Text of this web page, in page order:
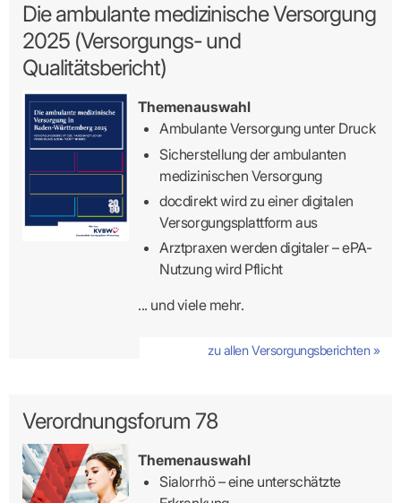
Die ambulante medizinische Versorgung
2025 (Versorgungs- und
Qualitätsbericht)
Themenauswahl
Ambulante Versorgung unter Druck
Sicherstellung der ambulanten
medizinischen Versorgung
docdirekt wird zu einer digitalen
Versorgungsplattform aus
Arztpraxen werden digitaler – ePA-
Nutzung wird Pflicht
... und viele mehr.
zu allen Versorgungsberichten »
Verordnungsforum 78
Themenauswahl
Sialorrhö – eine unterschätzte